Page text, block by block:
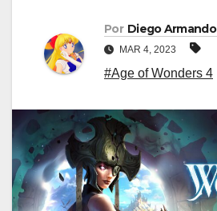
Por Diego Armando
MAR 4, 2023
#Age of Wonders 4